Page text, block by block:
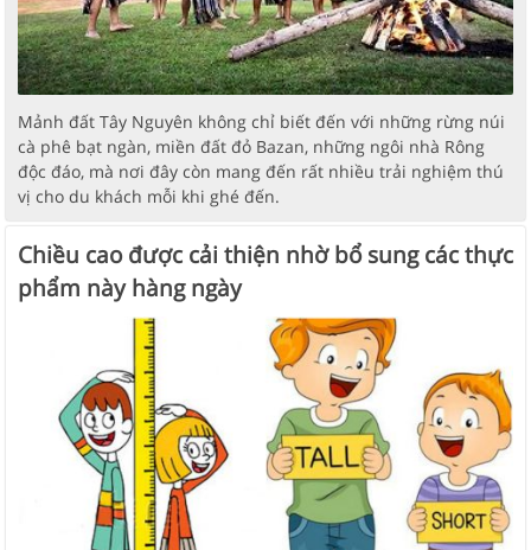
Mảnh đất Tây Nguyên không chỉ biết đến với những rừng núi
cà phê bạt ngàn, miền đất đỏ Bazan, những ngôi nhà Rông
độc đáo, mà nơi đây còn mang đến rất nhiều trải nghiệm thú
vị cho du khách mỗi khi ghé đến.
Chiều cao được cải thiện nhờ bổ sung các thực
phẩm này hàng ngày